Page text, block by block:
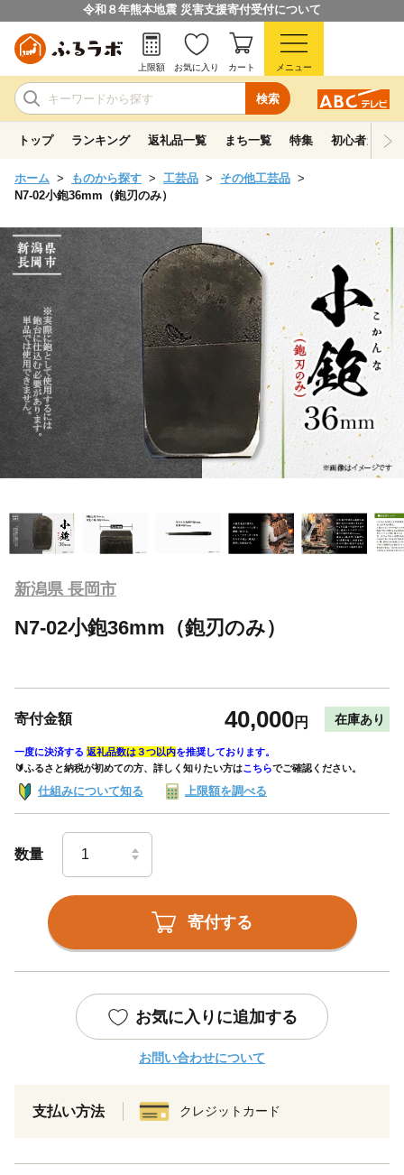
令和８年熊本地震 災害支援寄付受付について
検索
上限額 お気に入り カート メニュー
トップ ランキング 返礼品一覧 まち一覧 特集 初心者ガイド
ホーム ものから探す 工芸品
その他工芸品
N7-02小鉋36mm（鉋刃のみ）
新潟県 長岡市
N7-02小鉋36mm（鉋刃のみ）
寄付金額 40,000円 在庫あり
一度に決済する 返礼品数は３つ以内を推奨しております。
🔰ふるさと納税が初めての方、詳しく知りたい方はこちらでご確認ください。
仕組みについて知る 上限額を調べる
数量
寄付する
お気に入りに追加する
お問い合わせについて
支払い方法 クレジットカード